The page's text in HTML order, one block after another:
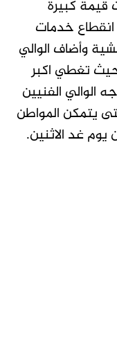
قيمة كبيرة
انقطاع خدمات
وأضاف الوالي
تغطي اكبر
الوالي الفنيين
يتمكن المواطن
يوم غد الاثنين.